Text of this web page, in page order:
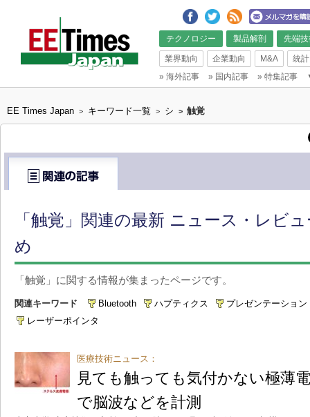
テクノロジー 製品解剖 先端
業界動向 企業動向 M&A
統計
» 海外記事 » 国内記事 » 特集記事
EE Times Japan > キーワード一覧 > シ > 触覚
「触覚」関連の最新 ニュース・レビ
め
「触覚」に関する情報が集まったページです。
関連キーワード Bluetooth ハプティクス
プレゼンテーション
レーザーポインタ
医療技術ニュース：
見ても触っても気付かない極薄
で脳波などを計測